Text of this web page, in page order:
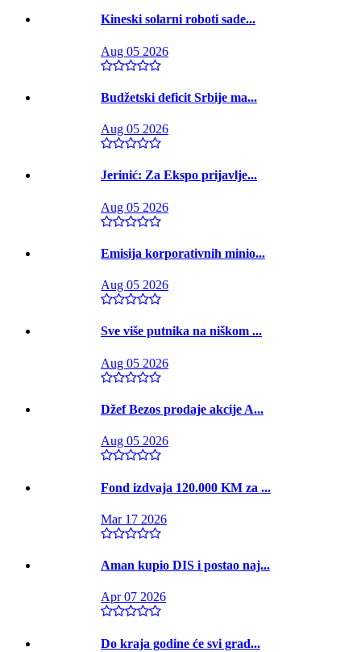
Kineski solarni roboti sade...
Aug 05 2026
Budžetski deficit Srbije ma...
Aug 05 2026
Jerinić: Za Ekspo prijavlje...
Aug 05 2026
Emisija korporativnih minio...
Aug 05 2026
Sve više putnika na niškom ...
Aug 05 2026
Džef Bezos prodaje akcije A...
Aug 05 2026
Fond izdvaja 120.000 KM za ...
Mar 17 2026
Aman kupio DIS i postao naj...
Apr 07 2026
Do kraja godine će svi grad...